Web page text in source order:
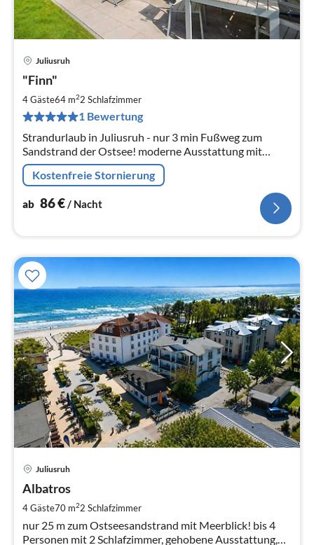
Juliusruh
"Finn"
4 Gäste64 m22 Schlafzimmer
1 Bewertung
Strandurlaub in Juliusruh - nur 3 min Fußweg zum
Sandstrand der Ostsee! moderne Ausstattung mit
großer Terrasse, bis 4 Personen mit 2 Schlafzimmer
Kostenfreie Stornierung
ab 86€/ Nacht
Juliusruh
Albatros
4 Gäste70 m22 Schlafzimmer
nur 25 m zum Ostseesandstrand mit Meerblick! bis 4
Personen mit 2 Schlafzimmer, gehobene Ausstattung,